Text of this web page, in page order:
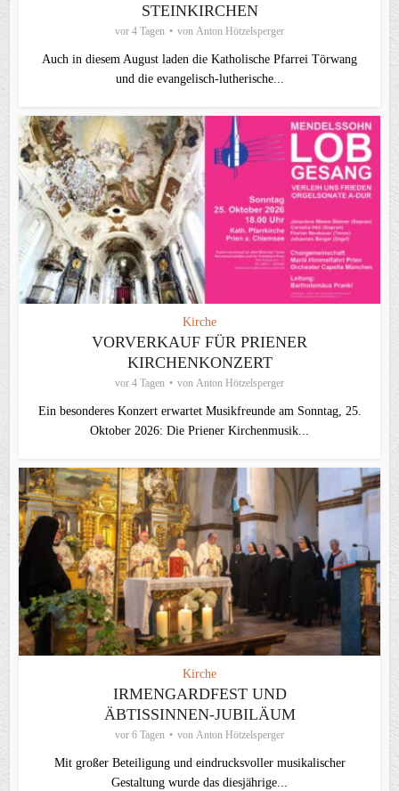
STEINKIRCHEN
vor 4 Tagen von Anton Hötzelsperger
Auch in diesem August laden die Katholische Pfarrei Törwang
und die evangelisch‑lutherische...
Kirche
VORVERKAUF FÜR PRIENER
KIRCHENKONZERT
vor 4 Tagen von Anton Hötzelsperger
Ein besonderes Konzert erwartet Musikfreunde am Sonntag, 25.
Oktober 2026: Die Priener Kirchenmusik...
Kirche
IRMENGARDFEST UND
ÄBTISSINNEN-JUBILÄUM
vor 6 Tagen von Anton Hötzelsperger
Mit großer Beteiligung und eindrucksvoller musikalischer
Gestaltung wurde das diesjährige...